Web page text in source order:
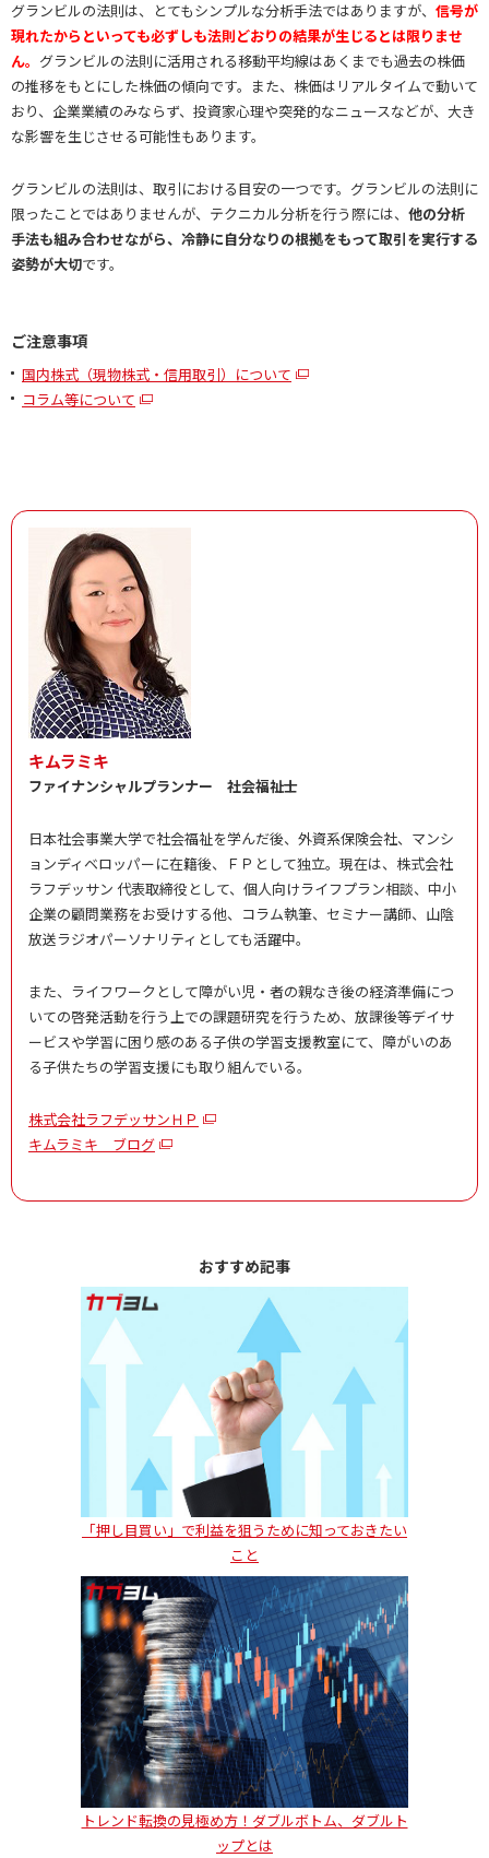
グランビルの法則は、とてもシンプルな分析手法ではありますが、 信号が
現れたからといっても必ずしも法則どおりの結果が生じるとは限りませ
ん。 グランビルの法則に活用される移動平均線はあくまでも過去の株価
の推移をもとにした株価の傾向です。また、株価はリアルタイムで動いて
おり、企業業績のみならず、投資家心理や突発的なニュースなどが、大き
な影響を生じさせる可能性もあります。
グランビルの法則は、取引における目安の一つです。グランビルの法則に
限ったことではありませんが、テクニカル分析を行う際には、 他の分析
手法も組み合わせながら、冷静に自分なりの根拠をもって取引を実行する
姿勢が大切です。
ご注意事項
国内株式（現物株式・信用取引）について
コラム等について
キムラミキ
ファイナンシャルプランナー 社会福祉士
日本社会事業大学で社会福祉を学んだ後、外資系保険会社、マンシ
ョンディベロッパーに在籍後、ＦＰとして独立。現在は、株式会社
ラフデッサン 代表取締役として、個人向けライフプラン相談、中小
企業の顧問業務をお受けする他、コラム執筆、セミナー講師、山陰
放送ラジオパーソナリティとしても活躍中。
また、ライフワークとして障がい児・者の親なき後の経済準備につ
いての啓発活動を行う上での課題研究を行うため、放課後等デイサ
ービスや学習に困り感のある子供の学習支援教室にて、障がいのあ
る子供たちの学習支援にも取り組んでいる。
株式会社ラフデッサンＨＰ
キムラミキ ブログ
おすすめ記事
「押し目買い」で利益を狙うために知っておきたい
こと
トレンド転換の見極め方！ダブルボトム、ダブルト
ップとは